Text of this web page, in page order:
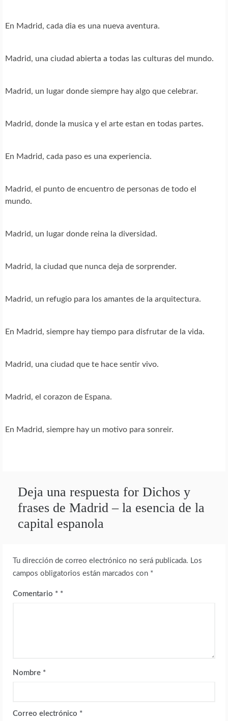
En Madrid, cada dia es una nueva aventura.
Madrid, una ciudad abierta a todas las culturas del mundo.
Madrid, un lugar donde siempre hay algo que celebrar.
Madrid, donde la musica y el arte estan en todas partes.
En Madrid, cada paso es una experiencia.
Madrid, el punto de encuentro de personas de todo el
mundo.
Madrid, un lugar donde reina la diversidad.
Madrid, la ciudad que nunca deja de sorprender.
Madrid, un refugio para los amantes de la arquitectura.
En Madrid, siempre hay tiempo para disfrutar de la vida.
Madrid, una ciudad que te hace sentir vivo.
Madrid, el corazon de Espana.
En Madrid, siempre hay un motivo para sonreir.
Deja una respuesta for Dichos y
frases de Madrid – la esencia de la
capital espanola
Tu dirección de correo electrónico no será publicada. Los
campos obligatorios están marcados con *
Comentario *
Nombre *
Correo electrónico *